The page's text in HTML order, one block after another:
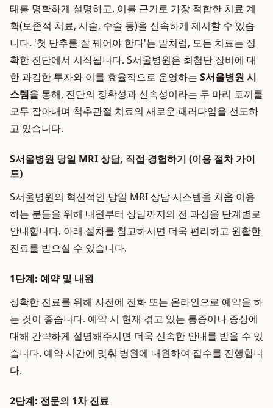
태를 명확하게 설명하고, 이를 근거로 가장 적합한 치료 계
획(보존적 치료, 시술, 수술 등)을 신속하게 제시할 수 있습
니다. '첫 단추를 잘 꿰어야 한다'는 말처럼, 모든 치료는 정
확한 진단에서 시작됩니다. S서울병원은 최첨단 장비에 대
한 과감한 투자와 이를 효율적으로 운영하는 S서울병원 시
스템을 통해, 진단의 정확성과 신속성이라는 두 마리 토끼를
모두 잡아내며 척추관절 치료의 새로운 패러다임을 선도하
고 있습니다.
S서울병원 당일 MRI 상담, 직접 경험하기 (이용 절차 가이
드)
S서울병원의 혁신적인 당일 MRI 상담 시스템을 처음 이용
하는 분들을 위해 내원부터 상담까지의 전 과정을 단계별로
안내합니다. 아래 절차를 참고하시면 더욱 편리하고 원활한
진료를 받으실 수 있습니다.
1단계: 예약 및 내원
정확한 진료를 위해 사전에 전화 또는 온라인으로 예약을 하
는 것이 좋습니다. 예약 시 현재 겪고 있는 통증이나 증상에
대해 간략하게 설명해주시면 더욱 신속한 안내를 받을 수 있
습니다. 예약 시간에 맞춰 병원에 내원하여 접수를 진행합니
다.
2단계: 전문의 1차 진료